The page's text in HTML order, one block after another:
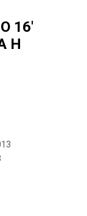
16'
H